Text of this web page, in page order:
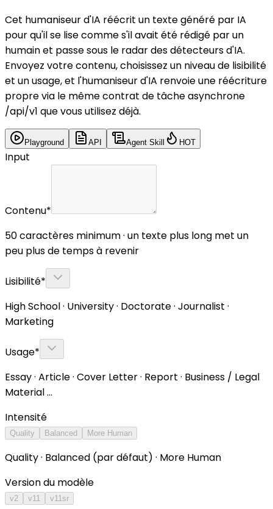
Cet humaniseur d'IA réécrit un texte généré par IA
pour qu'il se lise comme s'il avait été rédigé par un
humain et passe sous le radar des détecteurs d'IA.
Envoyez votre contenu, choisissez un niveau de lisibilité
et un usage, et l'humaniseur d'IA renvoie une réécriture
propre via le même contrat de tâche asynchrone
/api/v1 que vous utilisez déjà.
Playground API Agent Skill HOT
Input
Contenu*
50 caractères minimum · un texte plus long met un
peu plus de temps à revenir
Lisibilité*
High School · University · Doctorate · Journalist ·
Marketing
Usage*
Essay · Article · Cover Letter · Report · Business / Legal
Material …
Intensité
Quality Balanced More Human
Quality · Balanced (par défaut) · More Human
Version du modèle
v2 v11 v11sr